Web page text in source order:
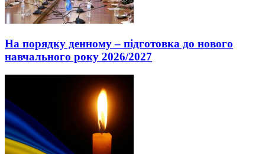
На порядку денному – підготовка до нового
навчального року 2026/2027